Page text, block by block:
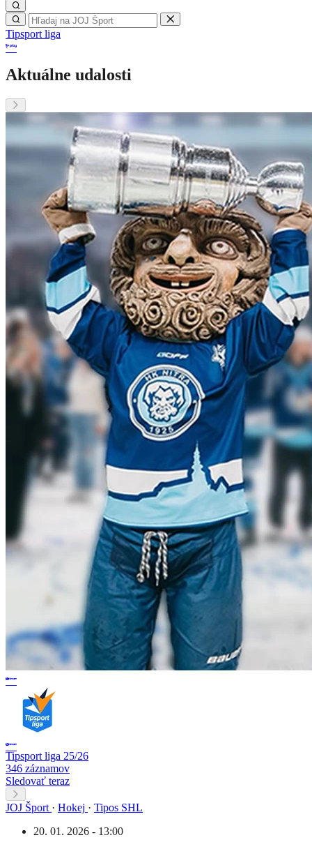
Tipsport liga
Aktuálne udalosti
Tipsport liga 25/26
346 záznamov
Sledovať teraz
JOJ Šport · Hokej · Tipos SHL
20. 01. 2026 - 13:00